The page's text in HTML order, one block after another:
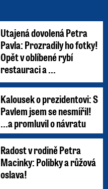
Utajená dovolená Petra
Pavla: Prozradily ho fotky!
Opět v oblíbené rybí
restauraci a ...
Kalousek o prezidentovi: S
Pavlem jsem se nesmířil!
...a promluvil o návratu
Radost v rodině Petra
Macinky: Polibky a růžová
oslava!